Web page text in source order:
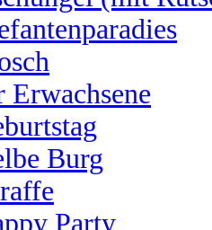
Burg
Party